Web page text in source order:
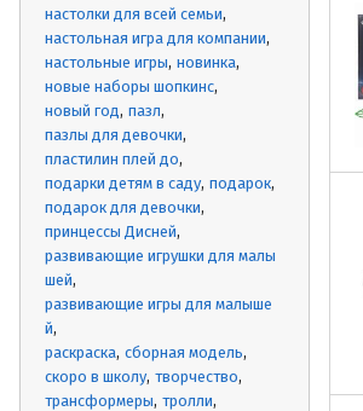
настолки для всей семьи
настольная игра для компании
настольные игры новинка
новые наборы шопкинс
новый год пазл
пазлы для девочки
пластилин плей до
подарки детям в саду подарок
подарок для девочки
принцессы Дисней
развивающие игрушки для малы
шей
развивающие игры для малыше
й
раскраска сборная модель
скоро в школу творчество
трансформеры тролли